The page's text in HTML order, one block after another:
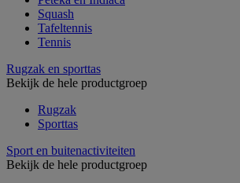
Squash
Tafeltennis
Tennis
Rugzak en sporttas
Bekijk de hele productgroep
Rugzak
Sporttas
Sport en buitenactiviteiten
Bekijk de hele productgroep